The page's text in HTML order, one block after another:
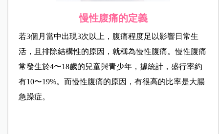
慢性腹痛的定義
若3個月當中出現3次以上，腹痛程度足以影響日常生
活，且排除結構性的原因，就稱為慢性腹痛。慢性腹痛
常發生於4〜18歲的兒童與青少年，據統計，盛行率約
有10〜19%。而慢性腹痛的原因，有很高的比率是大腸
急躁症。